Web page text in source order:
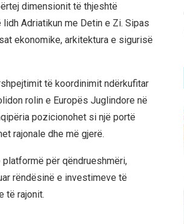
dimensionit të thjeshtë
Adriatikun me Detin e Zi. Sipas
ekonomike, arkitektura e sigurisë
të koordinimit ndërkufitar
rolin e Europës Juglindore në
pozicionohet si një portë
rajonale dhe më gjerë.
për qëndrueshmëri,
rëndësinë e investimeve të
të rajonit.